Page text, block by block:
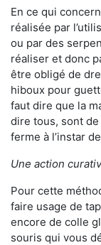
En ce qui
réalisée par
ou par des
réaliser et donc
être obligé de
hiboux pour
faut dire que la
dire tous, sont
ferme à l’instar
Une action
Pour cette
faire usage de
encore de colle
souris qui vous